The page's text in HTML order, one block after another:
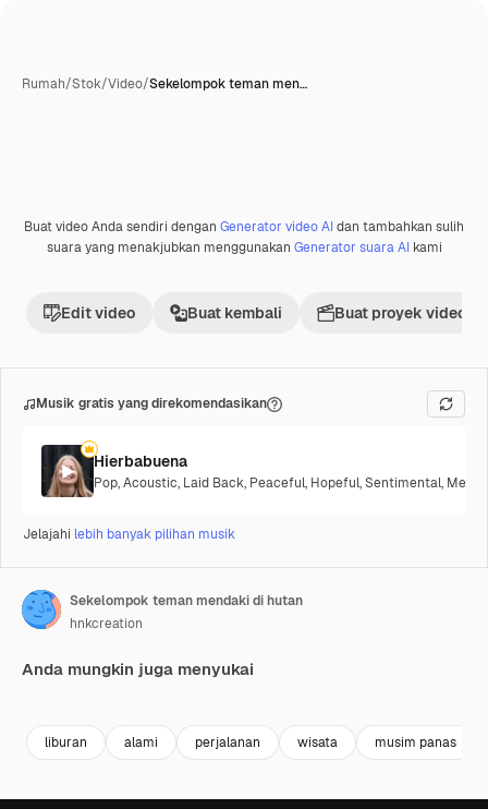
Rumah/Stok/Video/Sekelompok teman men…
Buat video Anda sendiri dengan Generator video AIdan tambahkan sulih
suara yang menakjubkan menggunakan Generator suara AIkami
Edit video Buat kembali Buat proyek video
Musik gratis yang direkomendasikan
Hierbabuena
Pop,Acoustic, Laid Back, Peaceful, Hopeful,Sentimental,
Jelajahi lebih banyak pilihan musik
Sekelompok teman mendaki di hutan
hnkcreation
Anda mungkin juga menyukai
liburan alami perjalanan wisata musim panas